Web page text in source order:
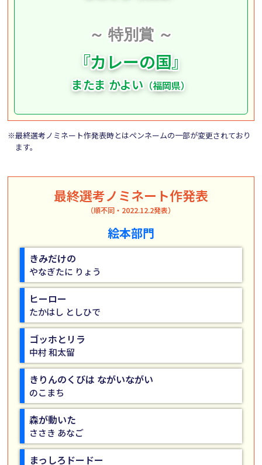
～ 特別賞 ～
『カレーの国』
またま かよい（福岡県）
※最終選考ノミネート作発表時とはペンネームの一部が変更されており
ます。
最終選考ノミネート作発表
（順不同・2022.12.2発表）
絵本部門
きみだけの
やなぎたに りょう
ヒーロー
たかはし としひで
ゴッホとリラ
中村 和太留
きりんのくびは ながいながい
のこまち
森が動いた
ささき あなご
まっしろドードー